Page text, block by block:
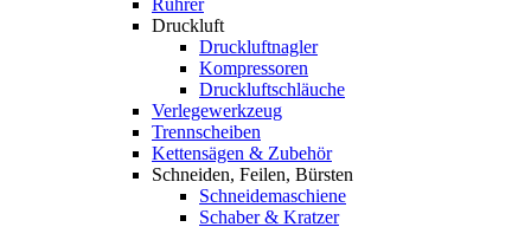
Rührer
Druckluft
Druckluftnagler
Kompressoren
Druckluftschläuche
Verlegewerkzeug
Trennscheiben
Kettensägen & Zubehör
Schneiden, Feilen, Bürsten
Schneidemaschiene
Schaber & Kratzer